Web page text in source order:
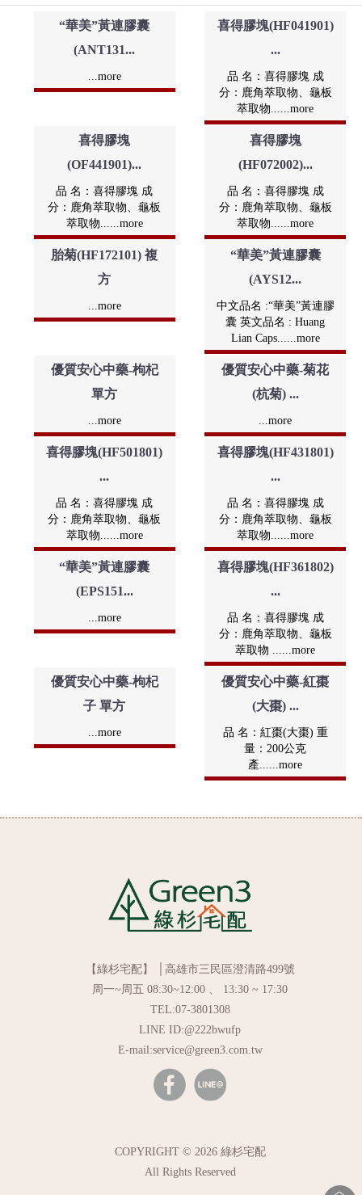
“華美”黃連膠囊
(ANT131...
...more
喜得膠塊(HF041901)
...
品 名：喜得膠塊 成
分：鹿角萃取物、龜板
萃取物......more
喜得膠塊
(OF441901)...
品 名：喜得膠塊 成
分：鹿角萃取物、龜板
萃取物......more
喜得膠塊
(HF072002)...
品 名：喜得膠塊 成
分：鹿角萃取物、龜板
萃取物......more
胎菊(HF172101) 複
方
...more
“華美”黃連膠囊
(AYS12...
中文品名 :“華美”黃連膠
囊 英文品名 : Huang
Lian Caps......more
優質安心中藥-枸杞
單方
...more
優質安心中藥-菊花
(杭菊) ...
...more
喜得膠塊(HF501801)
...
品 名：喜得膠塊 成
分：鹿角萃取物、龜板
萃取物......more
喜得膠塊(HF431801)
...
品 名：喜得膠塊 成
分：鹿角萃取物、龜板
萃取物......more
“華美”黃連膠囊
(EPS151...
...more
喜得膠塊(HF361802)
...
品 名：喜得膠塊 成
分：鹿角萃取物、龜板
萃取物 ......more
優質安心中藥-枸杞
子 單方
...more
優質安心中藥-紅棗
(大棗) ...
品 名：紅棗(大棗) 重
量：200公克
產......more
【綠杉宅配】 │高雄市三民區澄清路499號
周一~周五 08:30~12:00 、 13:30 ~ 17:30
TEL:07-3801308
LINE ID:@222bwufp
E-mail:service@green3.com.tw
COPYRIGHT © 2026 綠杉宅配
All Rights Reserved